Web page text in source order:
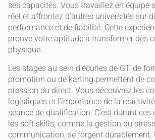
ses capacités. Vous travaillez en équipe
réel et affrontez d’autres universités sur
performance et de fiabilité. Cette
prouve votre aptitude à transformer des
physique.
Les stages au sein d’écuries de GT, de
promotion ou de karting permettent de
pression du direct. Vous découvrez les
logistiques et l’importance de la
séance de qualification. C’est durant ces
les soft skills, comme la gestion du
communication, se forgent durablement.